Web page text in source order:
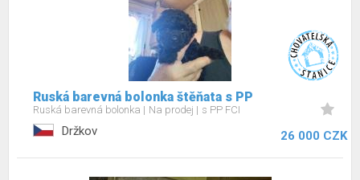
Ruská barevná bolonka štěňata s PP
Ruská barevná bolonka Na prodej s PP FCI
Držkov 26 000 CZK